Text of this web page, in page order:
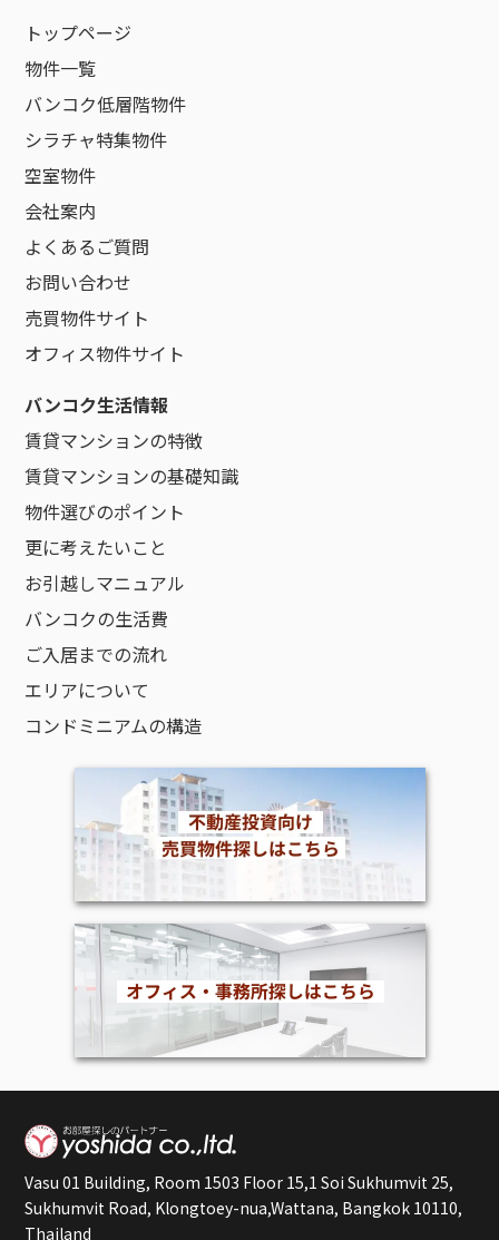
トップページ
物件一覧
バンコク低層階物件
シラチャ特集物件
空室物件
会社案内
よくあるご質問
お問い合わせ
売買物件サイト
オフィス物件サイト
バンコク生活情報
賃貸マンションの特徴
賃貸マンションの基礎知識
物件選びのポイント
更に考えたいこと
お引越しマニュアル
バンコクの生活費
ご入居までの流れ
エリアについて
コンドミニアムの構造
Vasu 01 Building, Room 1503 Floor 15,1 Soi Sukhumvit 25,
Sukhumvit Road, Klongtoey-nua,Wattana, Bangkok 10110,
Thailand